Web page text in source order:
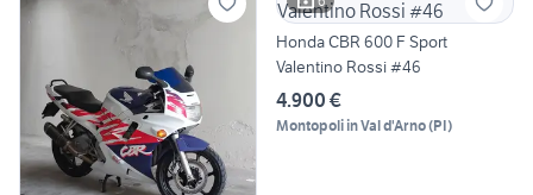
Honda CBR 600 F Sport
Valentino Rossi #46
4.900 €
Montopoli in Val d'Arno(PI)